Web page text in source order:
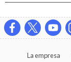
La empresa